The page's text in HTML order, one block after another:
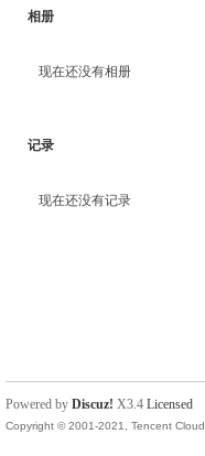
相册
现在还没有相册
记录
现在还没有记录
Powered by Discuz! X3.4 Licensed
Copyright © 2001-2021, Tencent Cloud.